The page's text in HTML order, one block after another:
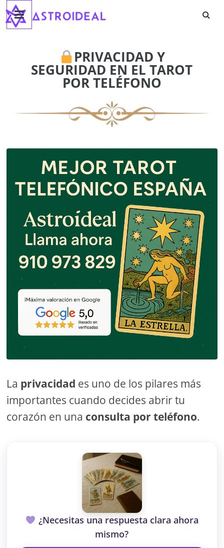
Saltar
contenido
Astroideal
PRIVACIDAD Y
SEGURIDAD EN EL TAROT
POR TELÉFONO
La privacidad es uno de los pilares más
importantes cuando decides abrir tu
corazón en una consulta por teléfono.
¿Necesitas una respuesta clara ahora
mismo?